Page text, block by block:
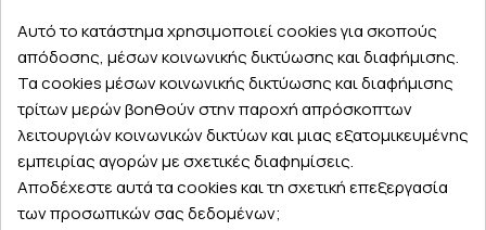
Κάντε σήμερα την παραγγελία σας και
παραλάβετε αύριο στην πόρτα σας
Εξυπηρέτηση πελατών
Αυτό το κατάστημα χρησιμοποιεί cookies για σκοπούς
απόδοσης, μέσων κοινωνικής δικτύωσης και διαφήμισης.
Τα cookies μέσων κοινωνικής δικτύωσης και διαφήμισης
τρίτων μερών βοηθούν στην παροχή απρόσκοπτων
λειτουργιών κοινωνικών δικτύων και μιας εξατομικευμένης
εμπειρίας αγορών με σχετικές διαφημίσεις.
Αποδέχεστε αυτά τα cookies και τη σχετική επεξεργασία
των προσωπικών σας δεδομένων;